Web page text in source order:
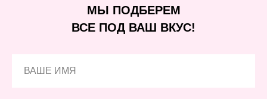
МЫ ПОДБЕРЕМ
ВСЕ ПОД ВАШ ВКУС!